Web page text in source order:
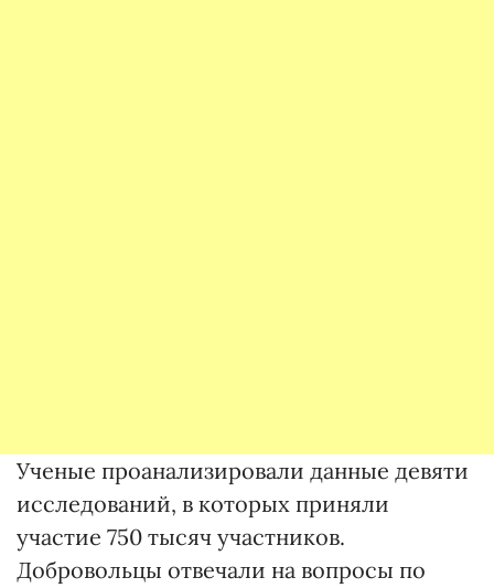
Ученые проанализировали данные девяти
исследований, в которых приняли
участие 750 тысяч участников.
Добровольцы отвечали на вопросы по